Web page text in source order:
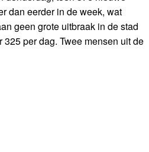
dan eerder in de week, wat
geen grote uitbraak in de stad
per dag. Twee mensen uit de